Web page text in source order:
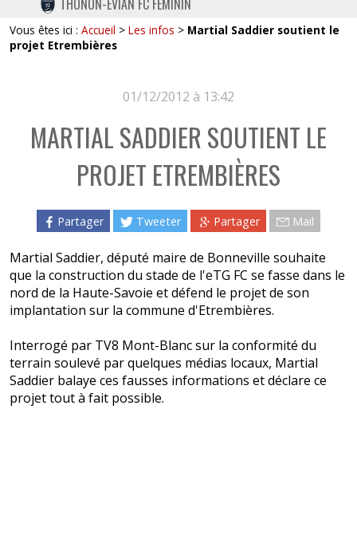
TWITTER
INSTAGRAM
THONON-EVIAN FC FÉMININ
Vous êtes ici : Accueil > Les infos > Martial Saddier soutient le
projet Etrembières
01/12/2012 à 13:42
MARTIAL SADDIER SOUTIENT LE
PROJET ETREMBIÈRES
Partager Tweeter Partager Mail
Martial Saddier, député maire de Bonneville souhaite
que la construction du stade de l'eTG FC se fasse dans le
nord de la Haute-Savoie et défend le projet de son
implantation sur la commune d'Etrembières.
Interrogé par TV8 Mont-Blanc sur la conformité du
terrain soulevé par quelques médias locaux, Martial
Saddier balaye ces fausses informations et déclare ce
projet tout à fait possible.